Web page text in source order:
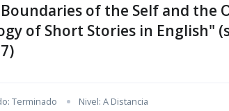
of the Self and the
of Short Stories in English"
Terminado Nivel: A Distancia